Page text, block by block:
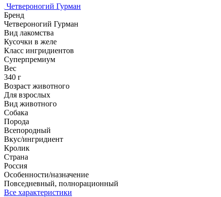
Четвероногий Гурман
Бренд
Четвероногий Гурман
Вид лакомства
Кусочки в желе
Класс ингридиентов
Суперпремиум
Вес
340 г
Возраст животного
Для взрослых
Вид животного
Собака
Порода
Всепородный
Вкус/ингридиент
Кролик
Страна
Россия
Особенности/назначение
Повседневный, полнорационный
Все характеристики